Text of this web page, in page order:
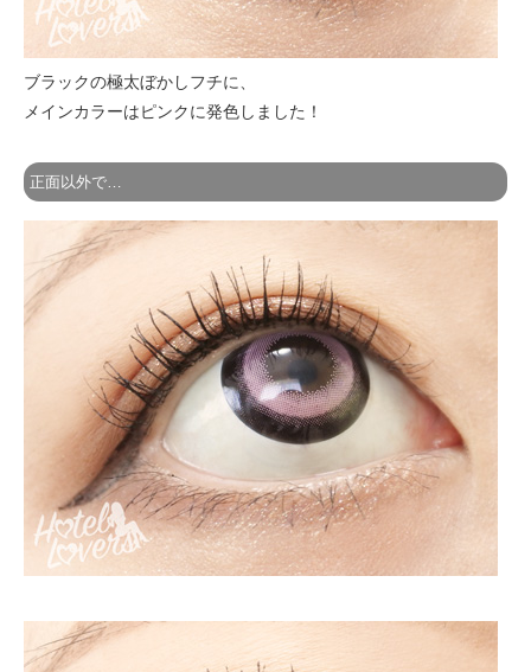
ブラックの極太ぼかしフチに、
メインカラーはピンクに発色しました！
正面以外で…